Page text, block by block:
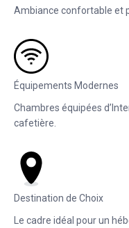
Ambiance confortable et
Équipements Modernes
Chambres équipées
cafetière.
Destination de Choix
Le cadre idéal pour un